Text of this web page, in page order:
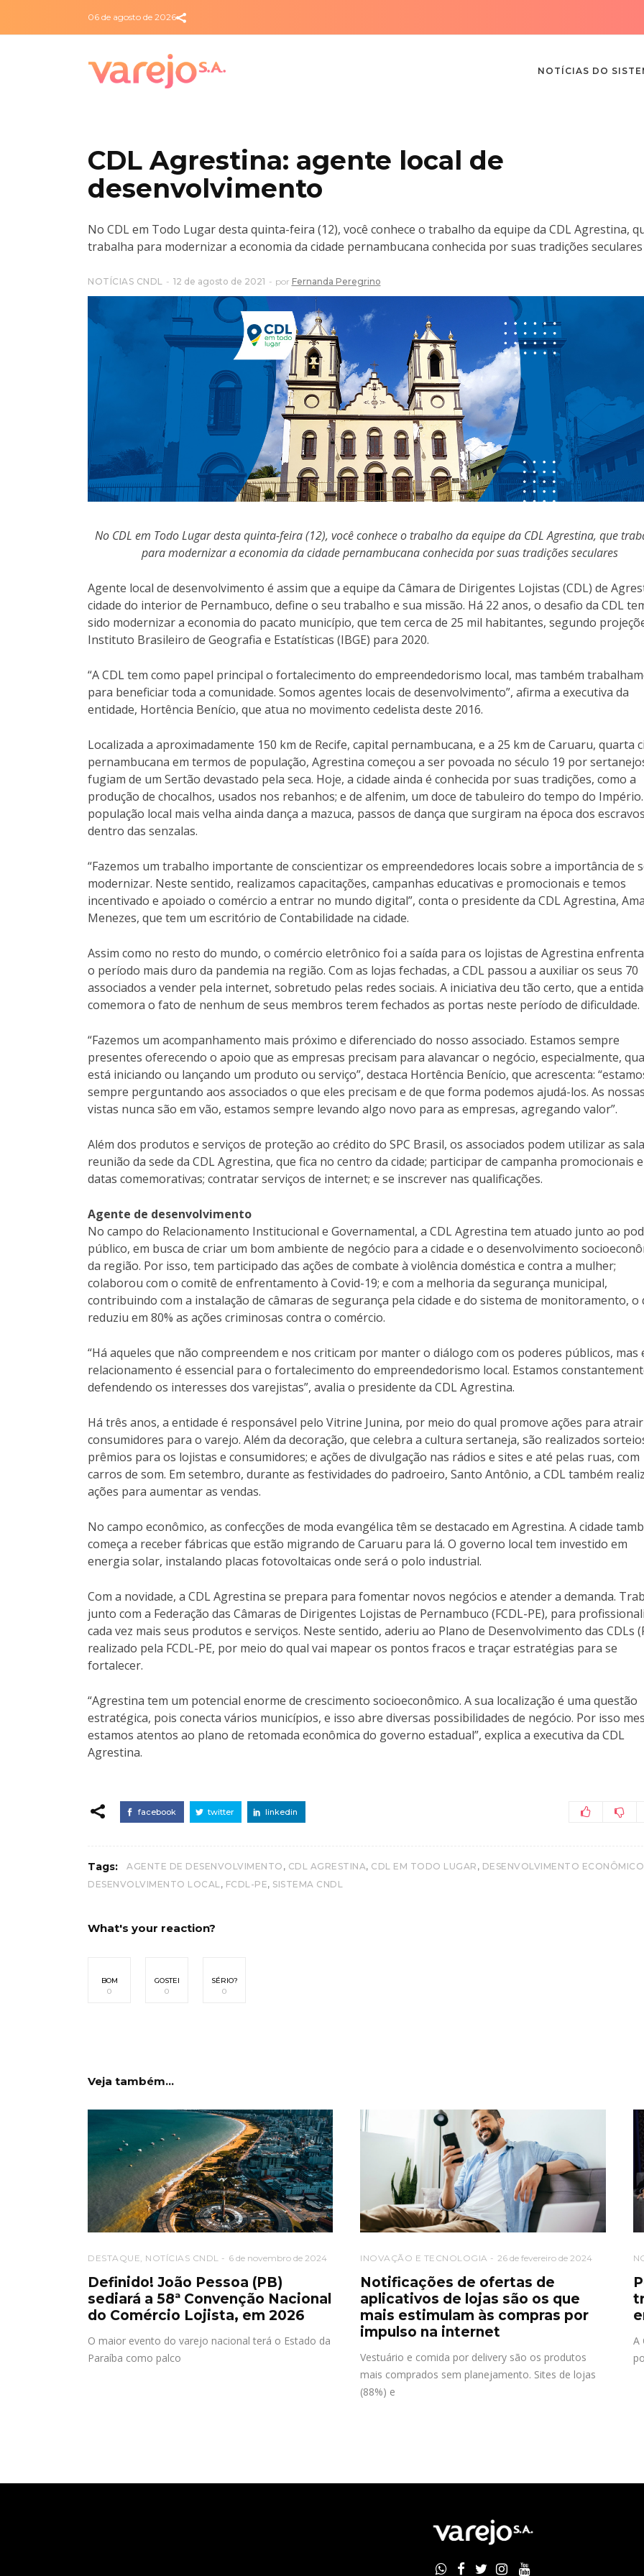
06 de agosto de 2026
NOTÍCIAS DO
CDL Agrestina: agente local de
desenvolvimento
No CDL em Todo Lugar desta quinta-feira (12), você conhece o trabalho da equipe da CDL Agrestina,
trabalha para modernizar a economia da cidade pernambucana conhecida por suas tradições seculares
NOTÍCIAS CNDL 12 de agosto de 2021 por Fernanda Peregrino
No CDL em Todo Lugar desta quinta-feira (12), você conhece o trabalho da equipe da CDL Agrestina, que
para modernizar a economia da cidade pernambucana conhecida por suas tradições seculares
Agente local de desenvolvimento é assim que a equipe da Câmara de Dirigentes Lojistas (CDL) de
cidade do interior de Pernambuco, define o seu trabalho e sua missão. Há 22 anos, o desafio da CDL
sido modernizar a economia do pacato município, que tem cerca de 25 mil habitantes, segundo
Instituto Brasileiro de Geografia e Estatísticas (IBGE) para 2020.
“A CDL tem como papel principal o fortalecimento do empreendedorismo local, mas também
para beneficiar toda a comunidade. Somos agentes locais de desenvolvimento”, afirma a executiva da
entidade, Hortência Benício, que atua no movimento cedelista deste 2016.
Localizada a aproximadamente 150 km de Recife, capital pernambucana, e a 25 km de Caruaru, quarta
pernambucana em termos de população, Agrestina começou a ser povoada no século 19 por
fugiam de um Sertão devastado pela seca. Hoje, a cidade ainda é conhecida por suas tradições, como a
produção de chocalhos, usados nos rebanhos; e de alfenim, um doce de tabuleiro do tempo do
população local mais velha ainda dança a mazuca, passos de dança que surgiram na época dos
dentro das senzalas.
“Fazemos um trabalho importante de conscientizar os empreendedores locais sobre a importância de
modernizar. Neste sentido, realizamos capacitações, campanhas educativas e promocionais e temos
incentivado e apoiado o comércio a entrar no mundo digital”, conta o presidente da CDL Agrestina,
Menezes, que tem um escritório de Contabilidade na cidade.
Assim como no resto do mundo, o comércio eletrônico foi a saída para os lojistas de Agrestina
o período mais duro da pandemia na região. Com as lojas fechadas, a CDL passou a auxiliar os seus 70
associados a vender pela internet, sobretudo pelas redes sociais. A iniciativa deu tão certo, que a
comemora o fato de nenhum de seus membros terem fechados as portas neste período de dificuldade.
“Fazemos um acompanhamento mais próximo e diferenciado do nosso associado. Estamos sempre
presentes oferecendo o apoio que as empresas precisam para alavancar o negócio, especialmente,
está iniciando ou lançando um produto ou serviço”, destaca Hortência Benício, que acrescenta:
sempre perguntando aos associados o que eles precisam e de que forma podemos ajudá-los. As nossas
vistas nunca são em vão, estamos sempre levando algo novo para as empresas, agregando valor”.
Além dos produtos e serviços de proteção ao crédito do SPC Brasil, os associados podem utilizar as
reunião da sede da CDL Agrestina, que fica no centro da cidade; participar de campanha promocionais
datas comemorativas; contratar serviços de internet; e se inscrever nas qualificações.
Agente de desenvolvimento
No campo do Relacionamento Institucional e Governamental, a CDL Agrestina tem atuado junto ao
público, em busca de criar um bom ambiente de negócio para a cidade e o desenvolvimento
da região. Por isso, tem participado das ações de combate à violência doméstica e contra a mulher;
colaborou com o comitê de enfrentamento à Covid-19; e com a melhoria da segurança municipal,
contribuindo com a instalação de câmaras de segurança pela cidade e do sistema de monitoramento, o
reduziu em 80% as ações criminosas contra o comércio.
“Há aqueles que não compreendem e nos criticam por manter o diálogo com os poderes públicos, mas
relacionamento é essencial para o fortalecimento do empreendedorismo local. Estamos
defendendo os interesses dos varejistas”, avalia o presidente da CDL Agrestina.
Há três anos, a entidade é responsável pelo Vitrine Junina, por meio do qual promove ações para atrair
consumidores para o varejo. Além da decoração, que celebra a cultura sertaneja, são realizados
prêmios para os lojistas e consumidores; e ações de divulgação nas rádios e sites e até pelas ruas, com
carros de som. Em setembro, durante as festividades do padroeiro, Santo Antônio, a CDL também
ações para aumentar as vendas.
No campo econômico, as confecções de moda evangélica têm se destacado em Agrestina. A cidade
começa a receber fábricas que estão migrando de Caruaru para lá. O governo local tem investido em
energia solar, instalando placas fotovoltaicas onde será o polo industrial.
Com a novidade, a CDL Agrestina se prepara para fomentar novos negócios e atender a demanda.
junto com a Federação das Câmaras de Dirigentes Lojistas de Pernambuco (FCDL-PE), para
cada vez mais seus produtos e serviços. Neste sentido, aderiu ao Plano de Desenvolvimento das CDLs
realizado pela FCDL-PE, por meio do qual vai mapear os pontos fracos e traçar estratégias para se
fortalecer.
“Agrestina tem um potencial enorme de crescimento socioeconômico. A sua localização é uma questão
estratégica, pois conecta vários municípios, e isso abre diversas possibilidades de negócio. Por isso
estamos atentos ao plano de retomada econômica do governo estadual”, explica a executiva da CDL
Agrestina.
facebook twitter linkedin
Tags: AGENTE DE DESENVOLVIMENTO , CDL AGRESTINA, CDL EM TODO LUGAR , DESENVOLVIMENTO ECONÔMICO
DESENVOLVIMENTO LOCAL , FCDL-PE, SISTEMA CNDL
What's your reaction?
BOM
0
GOSTEI
0
SÉRIO?
0
Veja também...
DESTAQUE NOTÍCIAS CNDL 6 de novembro de 2024
Definido! João Pessoa (PB)
sediará a 58ª Convenção Nacional
do Comércio Lojista, em 2026
O maior evento do varejo nacional terá o Estado da
Paraíba como palco
INOVAÇÃO E TECNOLOGIA 26 de fevereiro de 2024
Notificações de ofertas de
aplicativos de lojas são os que
mais estimulam às compras por
impulso na internet
Vestuário e comida por delivery são os produtos
mais comprados sem planejamento. Sites de lojas
(88%) e
A